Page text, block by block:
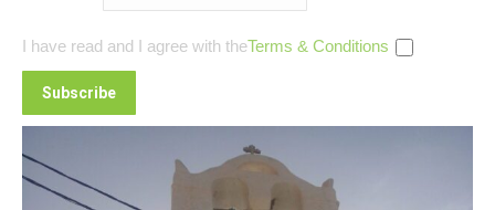
I have read and I agree with theTerms & Conditions